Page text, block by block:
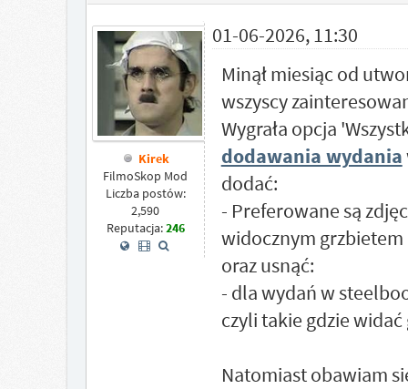
Kirek
FilmoSkop Mod
Liczba postów:
2,590
Reputacja:246
01-06-2026, 11:30
Minął miesiąc od
wszyscy
Wygrała opcja
dodawania wydania
dodać:
- Preferowane są
widocznym
oraz usnąć:
- dla wydań w
czyli takie gdzie
Natomiast obawiam